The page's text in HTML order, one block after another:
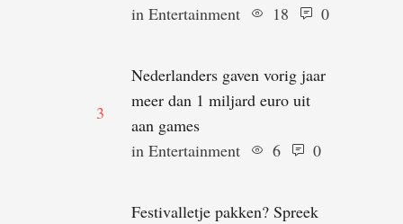
in Entertainment 18 0
3
Nederlanders gaven vorig jaar
meer dan 1 miljard euro uit
aan games
in Entertainment 6 0
Festivalletje pakken? Spreek